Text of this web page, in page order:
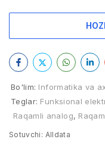
Bo'lim: Informatika va
Teglar: Funksional
Raqamli analog,
Sotuvchi: Alldata